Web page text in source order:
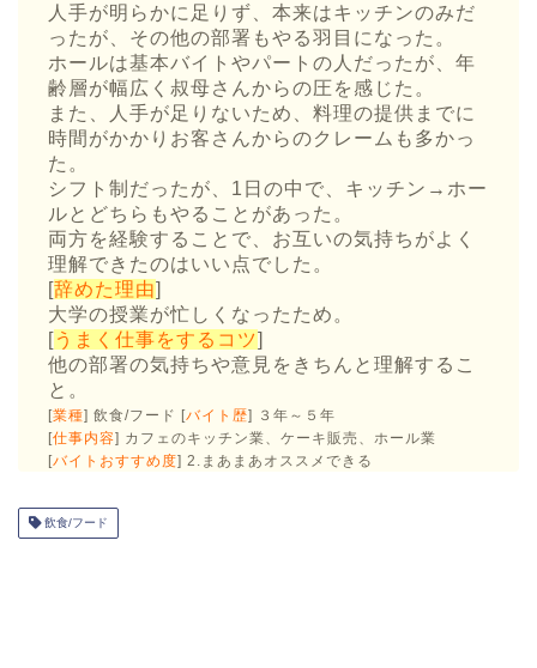
人手が明らかに足りず、本来はキッチンのみだ
ったが、その他の部署もやる羽目になった。
ホールは基本バイトやパートの人だったが、年
齢層が幅広く叔母さんからの圧を感じた。
また、人手が足りないため、料理の提供までに
時間がかかりお客さんからのクレームも多かっ
た。
シフト制だったが、1日の中で、キッチン→ホー
ルとどちらもやることがあった。
両方を経験することで、お互いの気持ちがよく
理解できたのはいい点でした。
[辞めた理由]
大学の授業が忙しくなったため。
[うまく仕事をするコツ]
他の部署の気持ちや意見をきちんと理解するこ
と。
[業種] 飲食/フード [バイト歴] ３年～５年
[仕事内容] カフェのキッチン業、ケーキ販売、ホール業
[バイトおすすめ度] 2.まあまあオススメできる
飲食/フード